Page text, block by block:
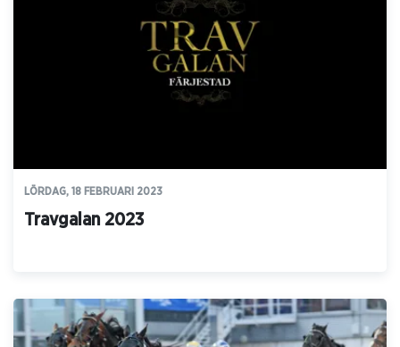
LÖRDAG, 18 FEBRUARI 2023
Travgalan 2023